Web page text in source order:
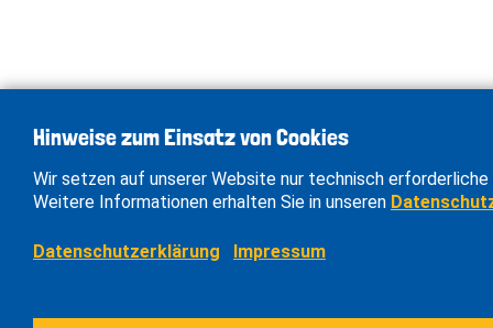
Hinweise zum Einsatz von Cookies
Wir setzen auf unserer Website nur technisch erforderliche
Weitere Informationen erhalten Sie in unseren
Datenschutzerklärung Impressum